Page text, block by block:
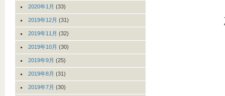
2020年1月 (33)
2019年12月 (31)
2019年11月 (32)
2019年10月 (30)
2019年9月 (25)
2019年8月 (31)
2019年7月 (30)